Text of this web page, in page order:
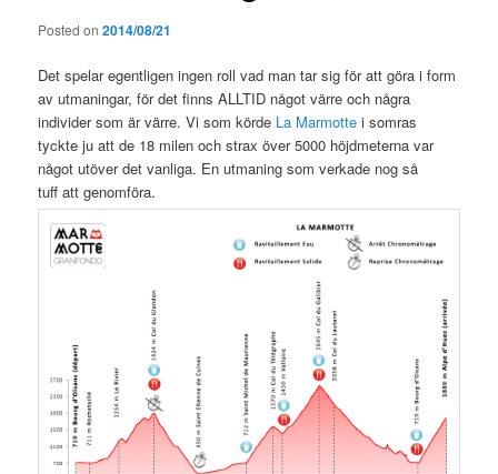
Posted on2014/08/21
Det spelar egentligen ingen roll vad man tar sig för att göra i form
av utmaningar, för det finns ALLTID något värre och några
individer som är värre. Vi som körde La Marmottei somras
tyckte ju att de 18 milen och strax över 5000 höjdmeterna var
något utöver det vanliga. En utmaning som verkade nog så
tuff att genomföra.